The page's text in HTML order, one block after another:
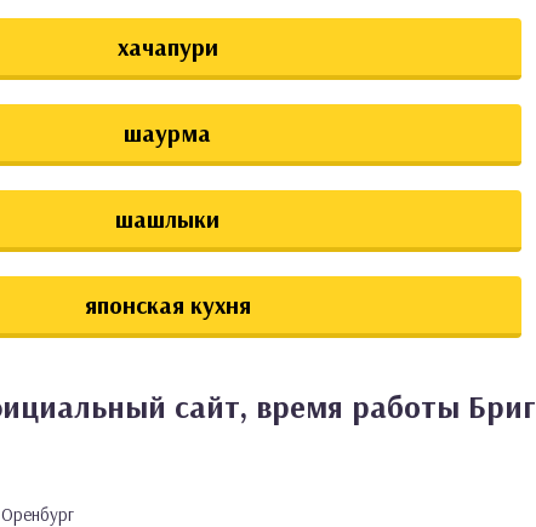
хачапури
шаурма
шашлыки
японская кухня
сайт, время работы Бриг